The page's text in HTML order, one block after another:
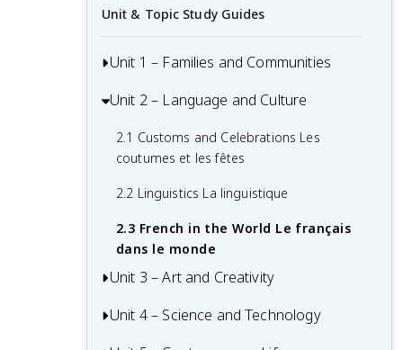
Unit & Topic Study Guides
Unit 1 – Families and Communities
1.1 Community Activities Les activités
1.2 Family Relationships Les relations
Les interactions et les relations sociales
communautés urbaines et rurales
Unit 2 – Language and Culture
2.1 Customs and Celebrations Les
coutumes et les fêtes
2.2 Linguistics La linguistique
2.3 French in the World Le français
dans le monde
Unit 3 – Art and Creativity
3.1 Architecture L’architecture
Unit 4 – Science and Technology